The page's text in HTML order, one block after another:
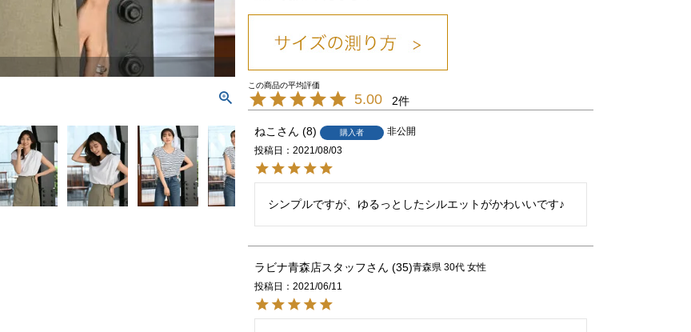
5.00 2
ねこ 8 購入者
非公開
投稿日
2021/08/03
シンプルですが、ゆるっとしたシルエットがかわいいです♪
ラビナ青森店スタッフ 35 青森県 30代 女性
投稿日
2021/06/11